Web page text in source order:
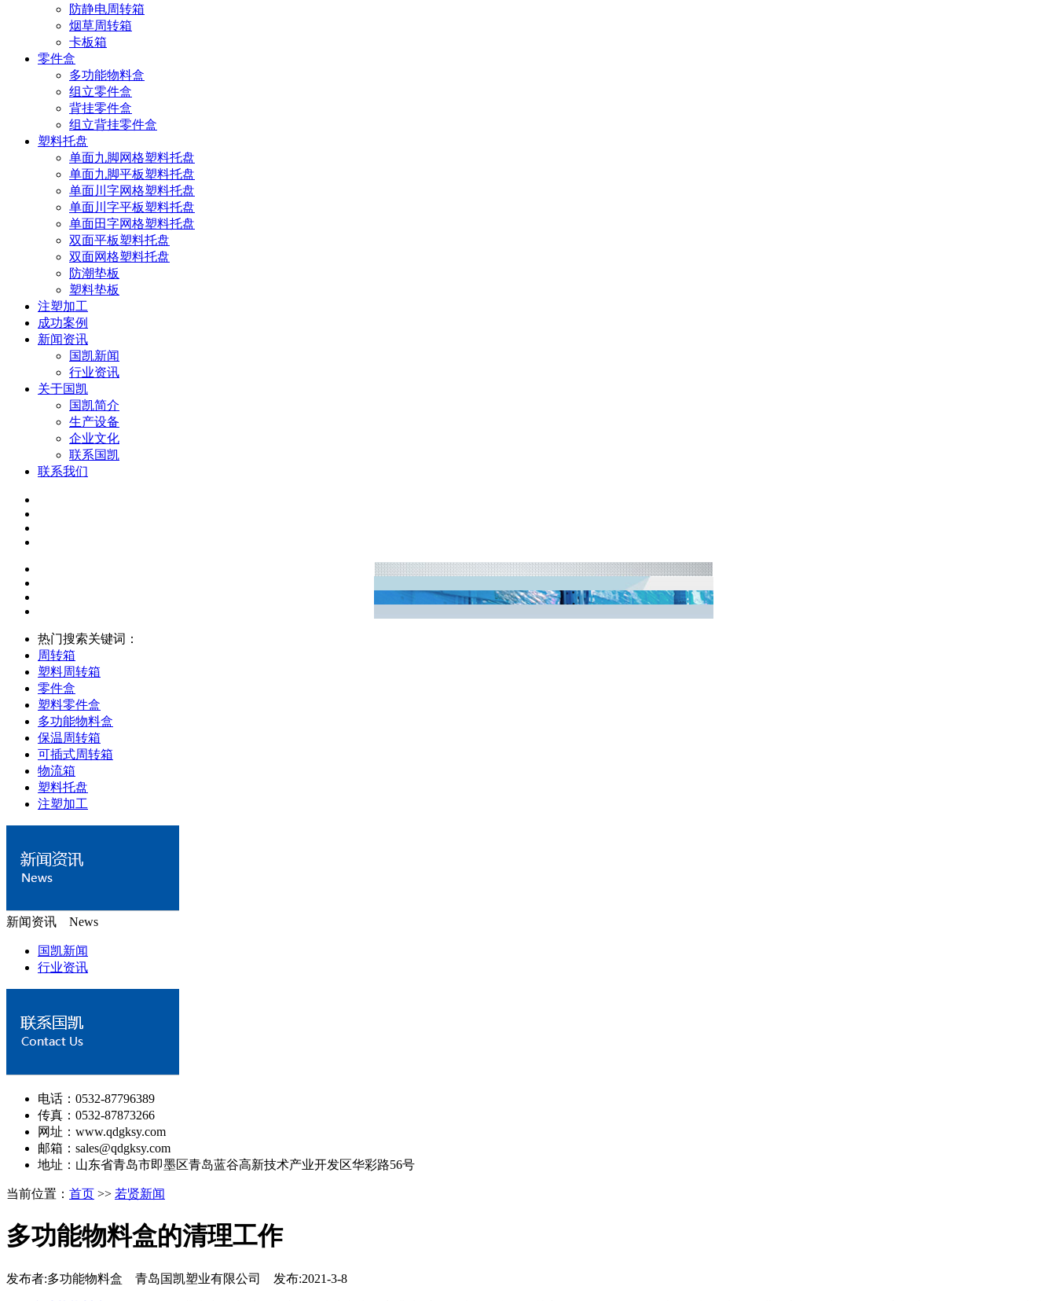
防静电周转箱
烟草周转箱
卡板箱
零件盒
多功能物料盒
组立零件盒
背挂零件盒
组立背挂零件盒
塑料托盘
单面九脚网格塑料托盘
单面九脚平板塑料托盘
单面川字网格塑料托盘
单面川字平板塑料托盘
单面田字网格塑料托盘
双面平板塑料托盘
双面网格塑料托盘
防潮垫板
塑料垫板
注塑加工
成功案例
新闻资讯
国凯新闻
行业资讯
关于国凯
国凯简介
生产设备
企业文化
联系国凯
联系我们
热门搜索关键词：
周转箱
塑料周转箱
零件盒
塑料零件盒
多功能物料盒
保温周转箱
可插式周转箱
物流箱
塑料托盘
注塑加工
新闻资讯 News
国凯新闻
行业资讯
电话：0532-87796389
传真：0532-87873266
网址：www.qdgksy.com
邮箱：sales@qdgksy.com
地址：山东省青岛市即墨区青岛蓝谷高新技术产业开发区华彩路56号
当前位置： 首页 >> 若贤新闻
多功能物料盒的清理工作
发布者:多功能物料盒 青岛国凯塑业有限公司 发布:2021-3-8